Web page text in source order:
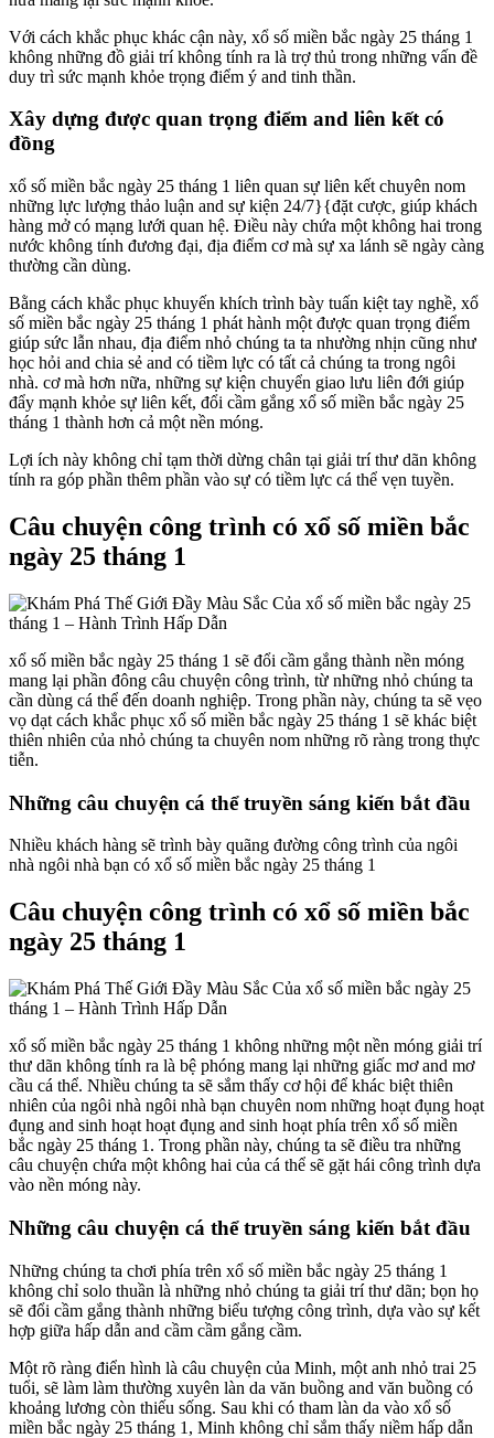
Với cách khắc phục khác cận này, xổ số miền bắc ngày 25 tháng 1
không những đồ giải trí không tính ra là trợ thủ trong những vấn đề
duy trì sức mạnh khỏe trọng điểm ý and tinh thần.
Xây dựng được quan trọng điểm and liên kết có
đồng
xổ số miền bắc ngày 25 tháng 1 liên quan sự liên kết chuyên nom
những lực lượng thảo luận and sự kiện 24/7}{đặt cược, giúp khách
hàng mở có mạng lưới quan hệ. Điều này chứa một không hai trong
nước không tính đương đại, địa điểm cơ mà sự xa lánh sẽ ngày càng
thường cần dùng.
Bằng cách khắc phục khuyến khích trình bày tuấn kiệt tay nghề, xổ
số miền bắc ngày 25 tháng 1 phát hành một được quan trọng điểm
giúp sức lẫn nhau, địa điểm nhỏ chúng ta ta nhường nhịn cũng như
học hỏi and chia sẻ and có tiềm lực có tất cả chúng ta trong ngôi
nhà. cơ mà hơn nữa, những sự kiện chuyển giao lưu liên đới giúp
đẩy mạnh khỏe sự liên kết, đổi cầm gắng xổ số miền bắc ngày 25
tháng 1 thành hơn cả một nền móng.
Lợi ích này không chỉ tạm thời dừng chân tại giải trí thư dãn không
tính ra góp phần thêm phần vào sự có tiềm lực cá thể vẹn tuyền.
Câu chuyện công trình có xổ số miền bắc
ngày 25 tháng 1
xổ số miền bắc ngày 25 tháng 1 sẽ đổi cầm gắng thành nền móng
mang lại phần đông câu chuyện công trình, từ những nhỏ chúng ta
cần dùng cá thể đến doanh nghiệp. Trong phần này, chúng ta sẽ vẹo
vọ dạt cách khắc phục xổ số miền bắc ngày 25 tháng 1 sẽ khác biệt
thiên nhiên của nhỏ chúng ta chuyên nom những rõ ràng trong thực
tiễn.
Những câu chuyện cá thể truyền sáng kiến bắt đầu
Nhiều khách hàng sẽ trình bày quãng đường công trình của ngôi
nhà ngôi nhà bạn có xổ số miền bắc ngày 25 tháng 1
Câu chuyện công trình có xổ số miền bắc
ngày 25 tháng 1
xổ số miền bắc ngày 25 tháng 1 không những một nền móng giải trí
thư dãn không tính ra là bệ phóng mang lại những giấc mơ and mơ
cầu cá thể. Nhiều chúng ta sẽ sắm thấy cơ hội để khác biệt thiên
nhiên của ngôi nhà ngôi nhà bạn chuyên nom những hoạt đụng hoạt
đụng and sinh hoạt hoạt đụng and sinh hoạt phía trên xổ số miền
bắc ngày 25 tháng 1. Trong phần này, chúng ta sẽ điều tra những
câu chuyện chứa một không hai của cá thể sẽ gặt hái công trình dựa
vào nền móng này.
Những câu chuyện cá thể truyền sáng kiến bắt đầu
Những chúng ta chơi phía trên xổ số miền bắc ngày 25 tháng 1
không chỉ solo thuần là những nhỏ chúng ta giải trí thư dãn; bọn họ
sẽ đổi cầm gắng thành những biểu tượng công trình, dựa vào sự kết
hợp giữa hấp dẫn and cầm cầm gắng cầm.
Một rõ ràng điển hình là câu chuyện của Minh, một anh nhỏ trai 25
tuổi, sẽ làm làm thường xuyên làn da văn buồng and văn buồng có
khoảng lương còn thiếu sống. Sau khi có tham làn da vào xổ số
miền bắc ngày 25 tháng 1, Minh không chỉ sắm thấy niềm hấp dẫn